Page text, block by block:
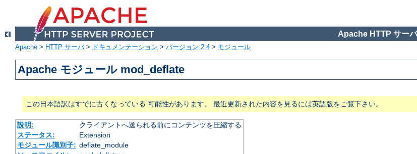
Apache HTTP サー
Apache > HTTP サーバ> ドキュメンテーション > バージョン 2.4 > モジュール
Apache モジュール mod_deflate
この日本語訳はすでに古くなっている 可能性があります。 最近更新された内容を見るには英語版をご覧下さい。
説明:
クライアントへ送られる前にコンテンツを圧縮する
ステータス:
Extension
モジュール識別子: deflate_module